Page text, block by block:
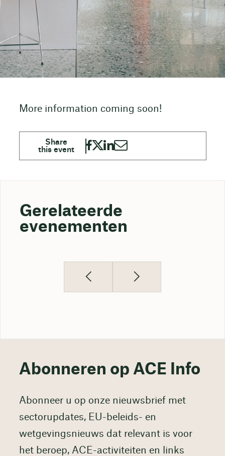
More information coming soon!
Gerelateerde
evenementen
Abonneren op ACE Info
Abonneer u op onze nieuwsbrief met
sectorupdates, EU-beleids- en
wetgevingsnieuws dat relevant is voor
het beroep, ACE-activiteiten en links